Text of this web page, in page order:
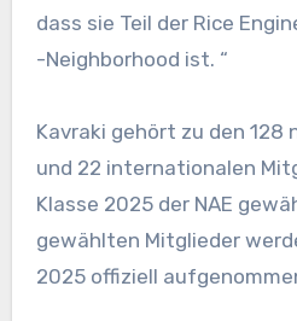
dass sie Teil der Rice
-Neighborhood ist. “
Kavraki gehört zu den 128
und 22 internationalen
Klasse 2025 der NAE
gewählten Mitglieder
2025 offiziell